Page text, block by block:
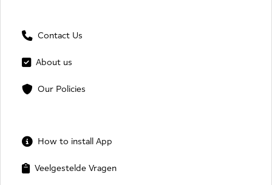
Contact Us
About us
Our Policies
How to install App
Veelgestelde Vragen